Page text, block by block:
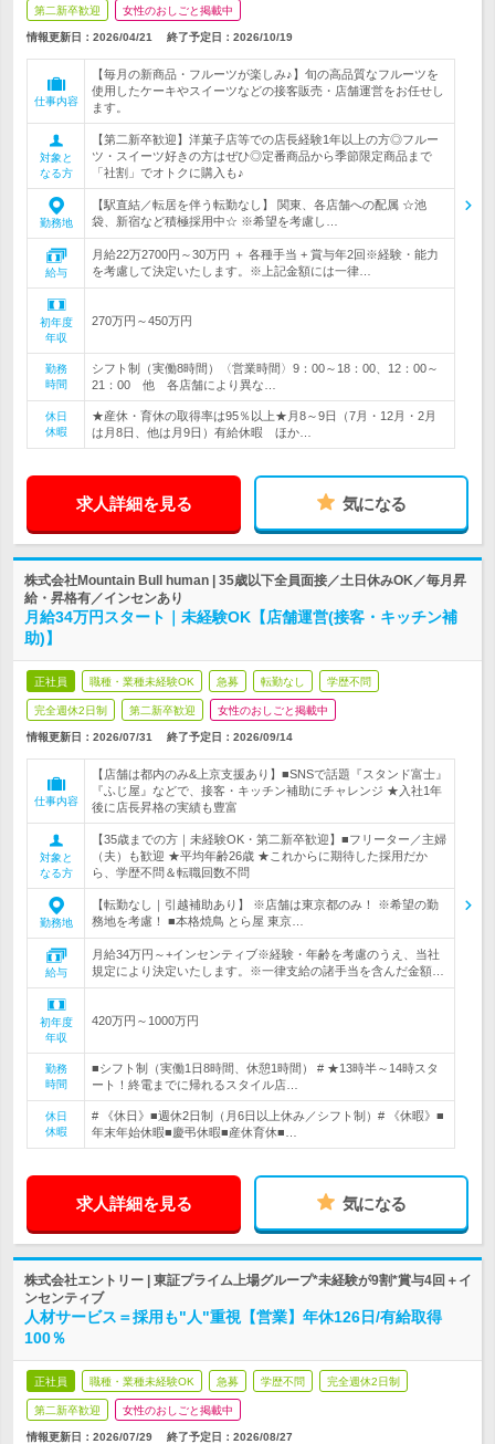
第二新卒歓迎 女性のおしごと掲載中
情報更新日：2026/04/21 終了予定日： 2026/10/19
仕事内容
【毎月の新商品・フルーツが楽しみ♪】旬の高品質なフルーツを
使用したケーキやスイーツなどの接客販売・店舗運営をお任せし
ます。
対象と
なる方
【第二新卒歓迎】洋菓子店等での店長経験1年以上の方◎フルー
ツ・スイーツ好きの方はぜひ◎定番商品から季節限定商品まで
「社割」でオトクに購入も♪
勤務地
【駅直結／転居を伴う転勤なし】 関東、各店舗への配属 ☆池
袋、新宿など積極採用中☆ ※希望を考慮し…
給与
月給22万2700円～30万円 ＋ 各種手当 + 賞与年2回※経験・能力
を考慮して決定いたします。※上記金額には一律…
初年度
年収
270万円～450万円
勤務
時間
シフト制（実働8時間）〈営業時間〉9：00～18：00、12：00～
21：00 他 各店舗により異な…
休日
休暇
★産休・育休の取得率は95％以上★月8～9日（7月・12月・2月
は月8日、他は月9日）有給休暇 ほか…
求人詳細を見る 気になる
株式会社Mountain Bull human | 35歳以下全員面接／土日休みOK／毎月昇
給・昇格有／インセンあり
月給34万円スタート｜未経験OK【店舗運営(接客・キッチン補
助)】
正社員 職種・業種未経験OK 急募 転勤なし 学歴不問
完全週休2日制 第二新卒歓迎 女性のおしごと掲載中
情報更新日：2026/07/31 終了予定日： 2026/09/14
仕事内容
【店舗は都内のみ&上京支援あり】■SNSで話題『スタンド富士』
『ふじ屋』などで、接客・キッチン補助にチャレンジ ★入社1年
後に店長昇格の実績も豊富
対象と
なる方
【35歳までの方｜未経験OK・第二新卒歓迎】■フリーター／主婦
（夫）も歓迎 ★平均年齢26歳 ★これからに期待した採用だか
ら、学歴不問＆転職回数不問
勤務地
【転勤なし｜引越補助あり】 ※店舗は東京都のみ！ ※希望の勤
務地を考慮！ ■本格焼鳥 とら屋 東京…
給与
月給34万円～+インセンティブ※経験・年齢を考慮のうえ、当社
規定により決定いたします。※一律支給の諸手当を含んだ金額…
初年度
年収
420万円～1000万円
勤務
時間
■シフト制（実働1日8時間、休憩1時間） # ★13時半～14時スタ
ート！終電までに帰れるスタイル店…
休日
休暇
# 《休日》■週休2日制（月6日以上休み／シフト制）# 《休暇》■
年末年始休暇■慶弔休暇■産休育休■…
求人詳細を見る 気になる
株式会社エントリー | 東証プライム上場グループ*未経験が9割*賞与4回＋イ
ンセンティブ
人材サービス＝採用も"人"重視【営業】年休126日/有給取得
100％
正社員 職種・業種未経験OK 急募 学歴不問 完全週休2日制
第二新卒歓迎 女性のおしごと掲載中
情報更新日：2026/07/29 終了予定日： 2026/08/27